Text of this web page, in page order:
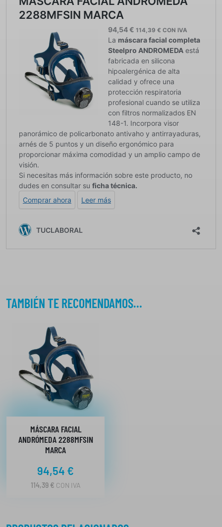
TAMBIÉN TE RECOMENDAMOS…
MÁSCARA FACIAL
ANDRÓMEDA 2288MFSIN
MARCA
94,54 €
114,39 € CON IVA